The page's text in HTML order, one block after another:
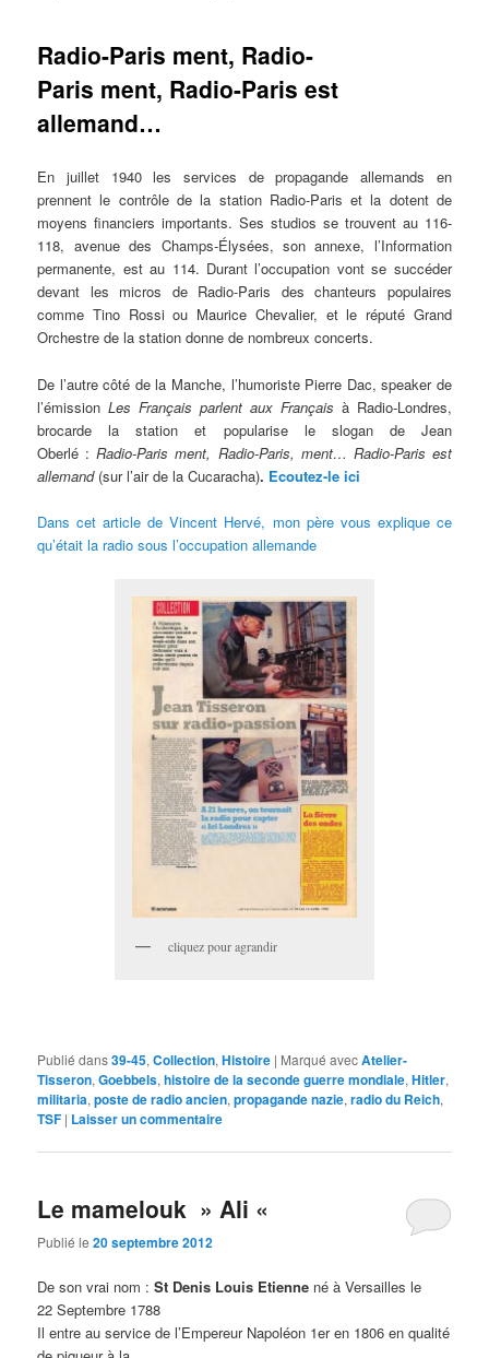
Radio-Paris ment, Radio-
Paris ment, Radio-Paris est
allemand…
En juillet 1940 les services de propagande allemands en
prennent le contrôle de la station Radio-Paris et la dotent de
moyens financiers importants. Ses studios se trouvent au 116-
118, avenue des Champs-Élysées, son annexe, l’Information
permanente, est au 114. Durant l’occupation vont se succéder
devant les micros de Radio-Paris des chanteurs populaires
comme Tino Rossi ou Maurice Chevalier, et le réputé Grand
Orchestre de la station donne de nombreux concerts.
De l’autre côté de la Manche, l’humoriste Pierre Dac, speaker de
l’émissionLes Français parlent aux Français à Radio-Londres,
brocarde la station et popularise le slogan de Jean
Oberlé :Radio-Paris ment, Radio-Paris, ment… Radio-Paris est
allemand(sur l’air de la Cucaracha). Ecoutez-le ici
Dans cet article de Vincent Hervé, mon père vous explique ce
qu’était la radio sous l’occupation allemande
cliquez pour agrandir
Publié dans39-45,Collection,Histoire | Marqué avecAtelier-
Tisseron,Goebbels,histoire de la seconde guerre mondiale,Hitler,
militaria,poste de radio ancien,propagande nazie,radio du Reich,
TSF | Laisser un commentaire
Le mamelouk » Ali «
Publié le20 septembre 2012
De son vrai nom :St Denis Louis Etienne né à Versailles le
22 Septembre 1788
Il entre au service de l’Empereur Napoléon 1er en 1806 en qualité